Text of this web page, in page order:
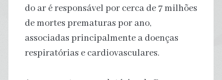
do ar é responsável por cerca de 7 milhões
de mortes prematuras por ano,
associadas principalmente a doenças
respiratórias e cardiovasculares.